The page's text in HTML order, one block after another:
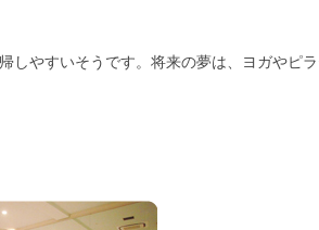
やすいそうです。将来の夢は、ヨガやピ